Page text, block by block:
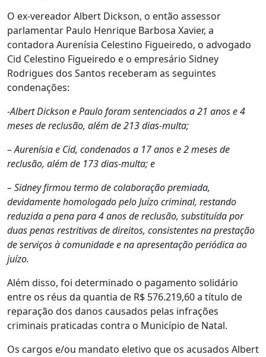
O ex-vereador Albert Dickson, o então assessor
parlamentar Paulo Henrique Barbosa Xavier, a
contadora Aurenísia Celestino Figueiredo, o advogado
Cid Celestino Figueiredo e o empresário Sidney
Rodrigues dos Santos receberam as seguintes
condenações:
-Albert Dickson e Paulo foram sentenciados a 21 anos e 4
meses de reclusão, além de 213 dias-multa;
– Aurenísia e Cid, condenados a 17 anos e 2 meses de
reclusão, além de 173 dias-multa; e
– Sidney firmou termo de colaboração premiada,
devidamente homologado pelo Juízo criminal, restando
reduzida a pena para 4 anos de reclusão, substituída por
duas penas restritivas de direitos, consistentes na prestação
de serviços à comunidade e na apresentação periódica ao
juízo.
Além disso, foi determinado o pagamento solidário
entre os réus da quantia de R$ 576.219,60 a título de
reparação dos danos causados pelas infrações
criminais praticadas contra o Município de Natal.
Os cargos e/ou mandato eletivo que os acusados Albert